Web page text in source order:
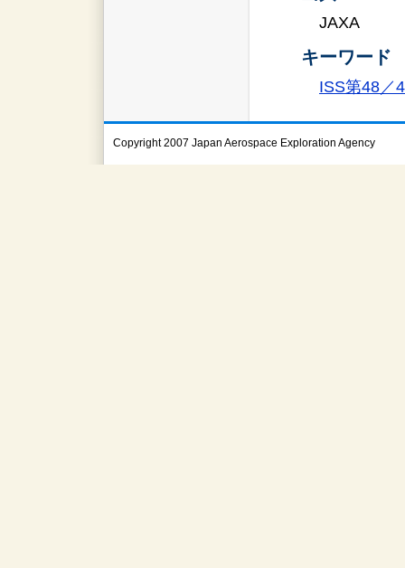
JAXA
キーワード
ISS第48／
Copyright 2007 Japan Aerospace Exploration Agency